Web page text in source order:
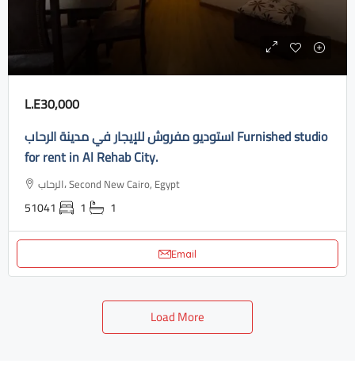
L.E30,000
استوديو مفروش للإيجار في مدينة الرحاب Furnished studio
for rent in Al Rehab City.
الرحاب، Second New Cairo, Egypt
51041 1 1
Email
Load More